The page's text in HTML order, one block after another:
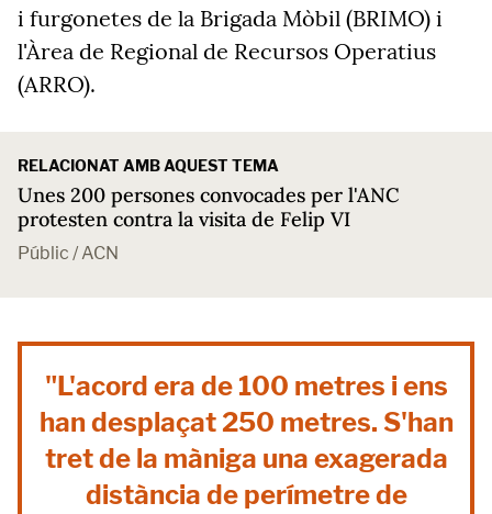
i furgonetes de la Brigada Mòbil (BRIMO) i
l'Àrea de Regional de Recursos Operatius
(ARRO).
RELACIONAT AMB AQUEST TEMA
Unes 200 persones convocades per l'ANC
protesten contra la visita de Felip VI
Públic / ACN
"L'acord era de 100 metres i ens
han desplaçat 250 metres. S'han
tret de la màniga una exagerada
distància de perímetre de